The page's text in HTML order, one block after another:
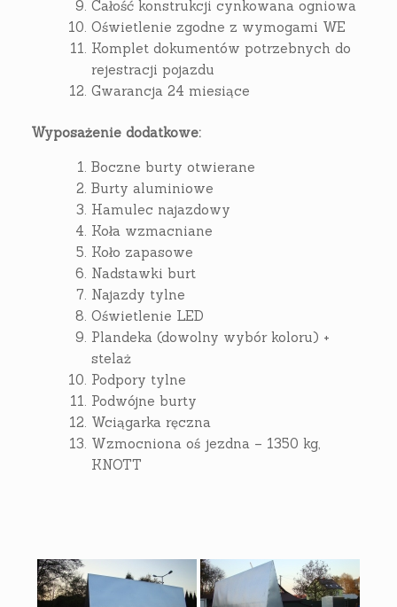
Całość konstrukcji cynkowana ogniowa
Oświetlenie zgodne z wymogami WE
Komplet dokumentów potrzebnych do
rejestracji pojazdu
Gwarancja 24 miesiące
Wyposażenie dodatkowe:
Boczne burty otwierane
Burty aluminiowe
Hamulec najazdowy
Koła wzmacniane
Koło zapasowe
Nadstawki burt
Najazdy tylne
Oświetlenie LED
Plandeka (dowolny wybór koloru) +
stelaż
Podpory tylne
Podwójne burty
Wciągarka ręczna
Wzmocniona oś jezdna – 1350 kg,
KNOTT